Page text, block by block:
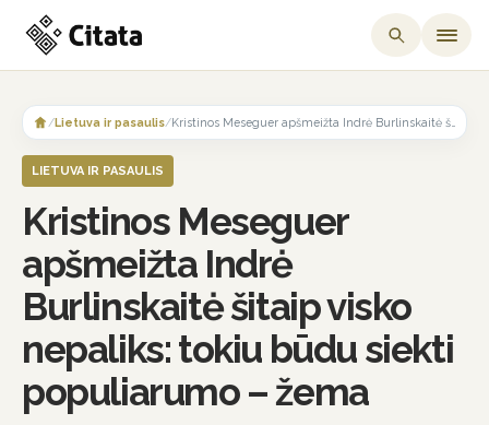
content
/Lietuva ir pasaulis/
LIETUVA IR PASAULIS
Kristinos Meseguer
apšmeižta Indrė
Burlinskaitė šitaip visko
nepaliks: tokiu būdu siekti
populiarumo – žema